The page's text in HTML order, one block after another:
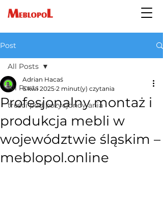
Post
All Posts
treści pod pozycjonowania
All Posts
Profesjonalny montaż i
produkcja mebli w
województwie śląskim –
meblopol.online
Adrian Hacaś
6 kwi 2025 2 minut(y) czytania